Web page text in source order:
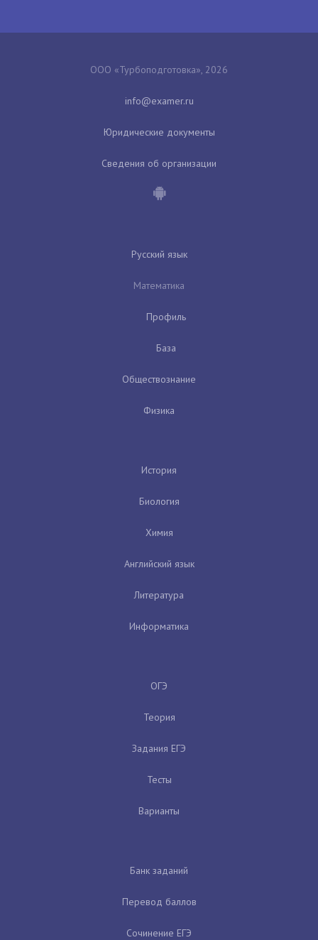
ООО «Турбоподготовка», 2026
Юридические документы
Сведения об организации
Русский язык
Математика
Профиль
База
Обществознание
Физика
История
Биология
Химия
Английский язык
Литература
Информатика
ОГЭ
Теория
Задания ЕГЭ
Тесты
Варианты
Банк заданий
Перевод баллов
Сочинение ЕГЭ